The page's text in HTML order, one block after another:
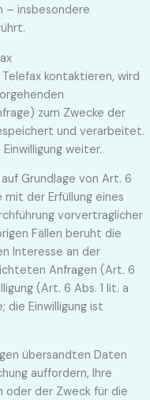
– insbesondere
kontaktieren, wird
zum Zwecke der
und verarbeitet.
weiter.
Grundlage von Art. 6
mit der Erfüllung eines
vorvertraglicher
Fällen beruht die
Interesse an der
Anfragen (Art. 6
(Art. 6 Abs. 1 lit. a
die Einwilligung ist
übersandten Daten
auffordern, Ihre
oder der Zweck für die